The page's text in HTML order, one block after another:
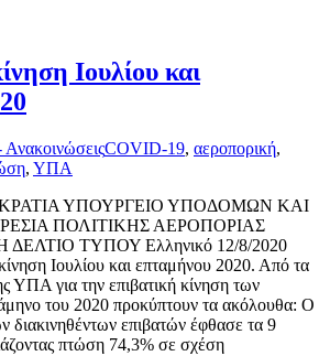
Ιουλίου και
COVID-19, αεροπορική,
, ΥΠΑ
ΥΠΟΥΡΓΕΙΟ ΥΠΟΔΟΜΩΝ ΚΑΙ
ΠΟΛΙΤΙΚΗΣ ΑΕΡΟΠΟΡΙΑΣ
ΤΥΠΟΥ Ελληνικό 12/8/2020
Ιουλίου και επταμήνου 2020. Από τα
ΥΠΑ για την επιβατική κίνηση των
του 2020 προκύπτουν τα ακόλουθα: Ο
διακινηθέντων επιβατών έφθασε τα 9
πτώση 74,3% σε σχέση